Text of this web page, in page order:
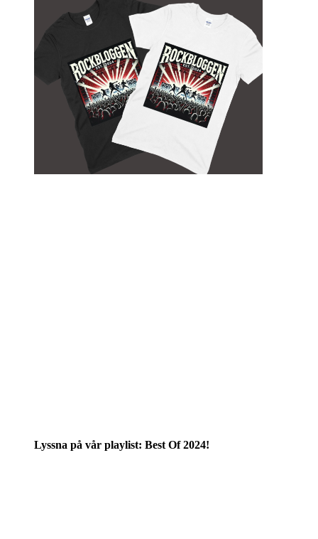
Lyssna på vår playlist: Best Of 2024!